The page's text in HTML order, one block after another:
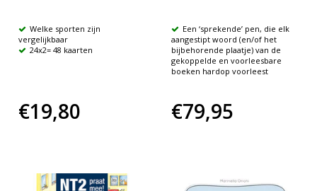
Welke sporten zijn
vergelijkbaar
24x2= 48 kaarten
€19,80
Een ‘sprekende’ pen, die elk
aangestipt woord (en/of het
bijbehorende plaatje) van de
gekoppelde en voorleesbare
boeken hardop voorleest
€79,95